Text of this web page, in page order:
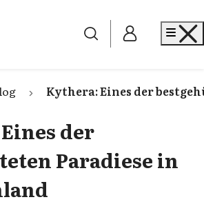
Kythera: Eines der
der
Paradiese in